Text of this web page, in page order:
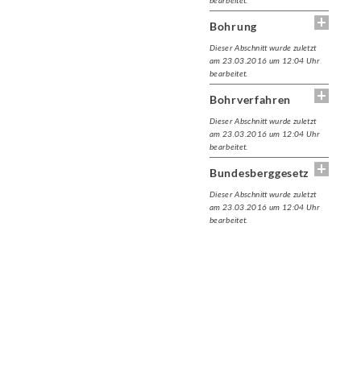
Bohrung
Dieser Abschnitt wurde zuletzt
am 23.03.2016 um 12:04 Uhr
bearbeitet.
Bohrverfahren
Dieser Abschnitt wurde zuletzt
am 23.03.2016 um 12:04 Uhr
bearbeitet.
Bundesberggesetz
Dieser Abschnitt wurde zuletzt
am 23.03.2016 um 12:04 Uhr
bearbeitet.